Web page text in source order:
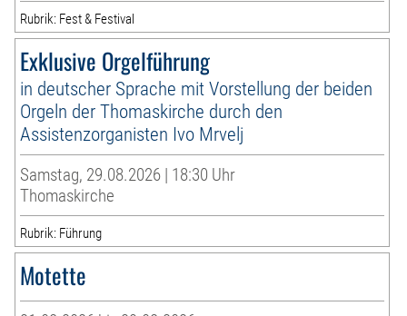
Rubrik: Fest & Festival
Exklusive Orgelführung
in deutscher Sprache mit Vorstellung der beiden
Orgeln der Thomaskirche durch den
Assistenzorganisten Ivo Mrvelj
Samstag, 29.08.2026 | 18:30 Uhr
Thomaskirche
Rubrik: Führung
Motette